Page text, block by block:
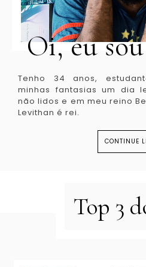
Oi, eu
Tenho 34 anos,
minhas fantasias um dia
não lidos e em meu reino
Levithan é rei.
CONTINUE
Top 3